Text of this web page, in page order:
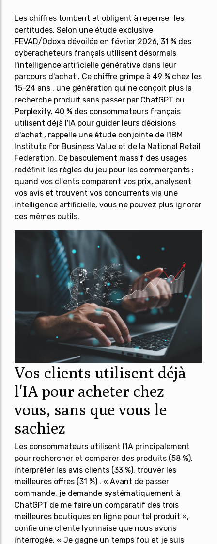
Les chiffres tombent et obligent à repenser les
certitudes. Selon une étude exclusive
FEVAD/Odoxa dévoilée en février 2026, 31 % des
cyberacheteurs français utilisent désormais
l'intelligence artificielle générative dans leur
parcours d'achat . Ce chiffre grimpe à 49 % chez les
15-24 ans , une génération qui ne conçoit plus la
recherche produit sans passer par ChatGPT ou
Perplexity. 40 % des consommateurs français
utilisent déjà l'IA pour guider leurs décisions
d'achat , rappelle une étude conjointe de l'IBM
Institute for Business Value et de la National Retail
Federation. Ce basculement massif des usages
redéfinit les règles du jeu pour les commerçants :
quand vos clients comparent vos prix, analysent
vos avis et trouvent vos concurrents via une
intelligence artificielle, vous ne pouvez plus ignorer
ces mêmes outils.
Vos clients utilisent déjà
l'IA pour acheter chez
vous, sans que vous le
sachiez
Les consommateurs utilisent l'IA principalement
pour rechercher et comparer des produits (58 %),
interpréter les avis clients (33 %), trouver les
meilleures offres (31 %) . « Avant de passer
commande, je demande systématiquement à
ChatGPT de me faire un comparatif des trois
meilleures boutiques en ligne pour tel produit »,
confie une cliente lyonnaise que nous avons
interrogée. « Je gagne un temps fou et je suis